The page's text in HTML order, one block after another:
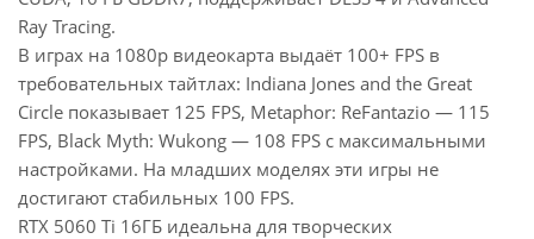
Ray Tracing.
В играх на 1080p видеокарта выдаёт 100+ FPS в
требовательных тайтлах: Indiana Jones and the Great
Circle показывает 125 FPS, Metaphor: ReFantazio — 115
FPS, Black Myth: Wukong — 108 FPS с максимальными
настройками. На младших моделях эти игры не
достигают стабильных 100 FPS.
RTX 5060 Ti 16ГБ идеальна для творческих